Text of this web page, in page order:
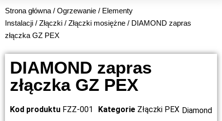
Strona główna / Ogrzewanie / Elementy
Instalacji / Złączki / Złączki mosiężne / DIAMOND zapras
złączka GZ PEX
DIAMOND zapras
złączka GZ PEX
Kod produktu FZZ-001 Kategorie Złączki PEX Diamond